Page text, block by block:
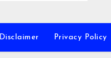
Disclaimer Privacy Policy